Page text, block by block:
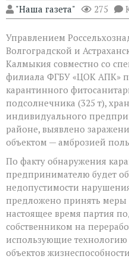
"Наша газета" 275
Управлением
Волгоградской и
Калмыкия совместно со
филиала ФГБУ «ЦОК АПК»
карантинного
подсолнечника (325 т),
индивидуального
районе, выявлено
объектом — амброзией
По факту обнаружения
предпринимателю будет
недопустимости
предложено принять
настоящее время партия
собственником на
использующие
объектов